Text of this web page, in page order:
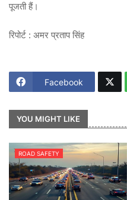
पूजती हैं।
रिपोर्ट : अमर प्रताप सिंह
Facebook
YOU MIGHT LIKE
ROAD SAFETY